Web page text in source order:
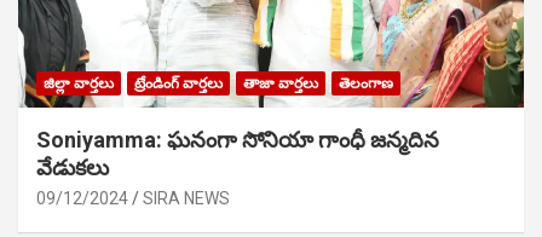
జిల్లా వార్తలు ట్రేండింగ్ వార్తలు తాజా వార్తలు తెలంగాణ
Soniyamma: ఘ‌నంగా సోనియా గాంధీ జ‌న్మ‌దిన
వేడుక‌లు
09/12/2024 SIRA NEWS